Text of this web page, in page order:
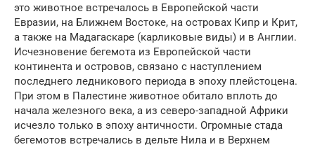
это животное встречалось в Европейской части
Евразии, на Ближнем Востоке, на островах Кипр и Крит,
а также на Мадагаскаре (карликовые виды) и в Англии.
Исчезновение бегемота из Европейской части
континента и островов, связано с наступлением
последнего ледникового периода в эпоху плейстоцена.
При этом в Палестине животное обитало вплоть до
начала железного века, а из северо-западной Африки
исчезло только в эпоху античности. Огромные стада
бегемотов встречались в дельте Нила и в Верхнем